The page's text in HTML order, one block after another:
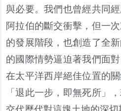
與必要。我們也曾經共同
阿拉伯的斷交衝擊 ， 但一
的發展階段 ， 也創造了全
的國際情勢逼迫著我們面
在太平洋西岸絕佳位置的
「退此一步 ， 即無死所 」，